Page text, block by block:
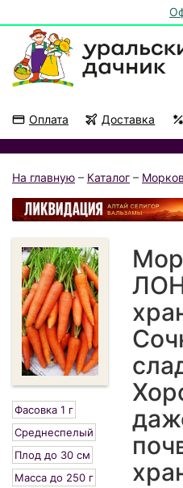
Оплата Доставка
На главную – Каталог –
Фасовка 1 г
Среднеспелый
Плод до 30 см
Масса до 250 г